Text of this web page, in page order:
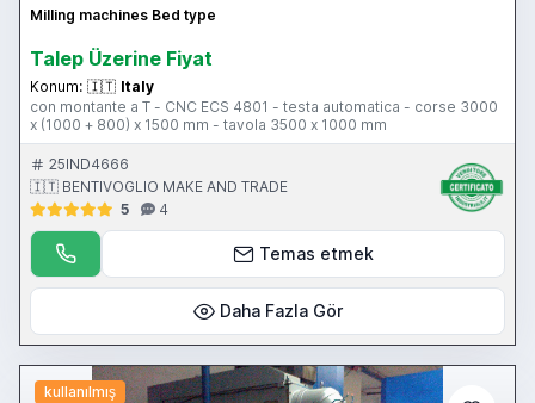
Milling machines Bed type
Talep Üzerine Fiyat
Konum: 🇮🇹 Italy
con montante a T - CNC ECS 4801 - testa automatica - corse 3000
x (1000 + 800) x 1500 mm - tavola 3500 x 1000 mm
25IND4666
🇮🇹 BENTIVOGLIO MAKE AND TRADE
5
4
Temas etmek
Daha Fazla Gör
kullanılmış